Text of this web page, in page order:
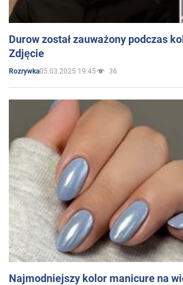
Durow został zauważony podczas
Zdjęcie
Rozrywka05.03.2025 19:45 36
Najmodniejszy kolor manicure na